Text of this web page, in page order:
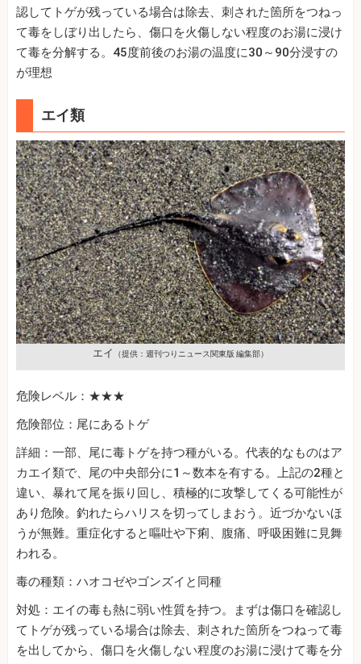
認してトゲが残っている場合は除去、刺された箇所をつねっ
て毒をしぼり出したら、傷口を火傷しない程度のお湯に浸け
て毒を分解する。45度前後のお湯の温度に30～90分浸すの
が理想
エイ類
エイ （提供：週刊つりニュース関東版 編集部）
危険レベル：★★★
危険部位：尾にあるトゲ
詳細：一部、尾に毒トゲを持つ種がいる。代表的なものはア
カエイ類で、尾の中央部分に1～数本を有する。上記の2種と
違い、暴れて尾を振り回し、積極的に攻撃してくる可能性が
あり危険。釣れたらハリスを切ってしまおう。近づかないほ
うが無難。重症化すると嘔吐や下痢、腹痛、呼吸困難に見舞
われる。
毒の種類：ハオコゼやゴンズイと同種
対処：エイの毒も熱に弱い性質を持つ。まずは傷口を確認し
てトゲが残っている場合は除去、刺された箇所をつねって毒
を出してから、傷口を火傷しない程度のお湯に浸けて毒を分